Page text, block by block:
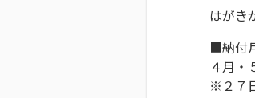
はがき
■納付
４月・
※２７